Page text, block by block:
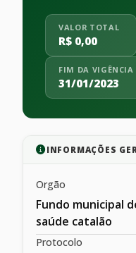
VALOR TOTAL
R$ 0,00
FIM DA VIGÊNCIA
31/01/2023
INFORMAÇÕES
Orgão
Fundo municipal
saúde catalão
Protocolo